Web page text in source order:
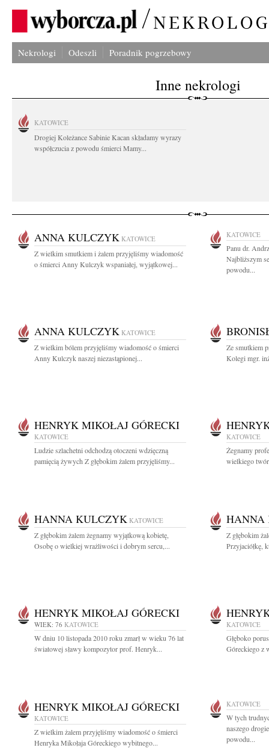
Nekrologi Odeszli Poradnik pogrzebowy
Inne nekrologi
KATOWICE
Drogiej Koleżance Sabinie Kacan składamy wyrazy
współczucia z powodu śmierci Mamy...
ANNA KULCZYK KATOWICE
Z wielkim smutkiem i żalem przyjęliśmy wiadomość
o śmierci Anny Kulczyk wspaniałej, wyjątkowej...
KATOWICE
Panu dr.
Najbliższym
powodu...
ANNA KULCZYK KATOWICE
Z wielkim bólem przyjęliśmy wiadomość o śmierci
Anny Kulczyk naszej niezastąpionej...
Ze smutkiem
Kolegi mgr.
HENRYK MIKOŁAJ GÓRECKI
KATOWICE
Ludzie szlachetni odchodzą otoczeni wdzięczną
pamięcią żywych Z głębokim żalem przyjęliśmy...
KATOWICE
Żegnamy
wielkiego
HANNA KULCZYK KATOWICE
Z głębokim żalem żegnamy wyjątkową kobietę,
Osobę o wielkiej wrażliwości i dobrym sercu,...
HANNA
Z głębokim
Przyjaciółkę,
HENRYK MIKOŁAJ GÓRECKI
WIEK: 76 KATOWICE
W dniu 10 listopada 2010 roku zmarł w wieku 76 lat
światowej sławy kompozytor prof. Henryk...
KATOWICE
Głęboko
Góreckiego z
HENRYK MIKOŁAJ GÓRECKI
KATOWICE
Z wielkim żalem przyjęliśmy wiadomość o śmierci
Henryka Mikołaja Góreckiego wybitnego...
KATOWICE
W tych
naszego
powodu...